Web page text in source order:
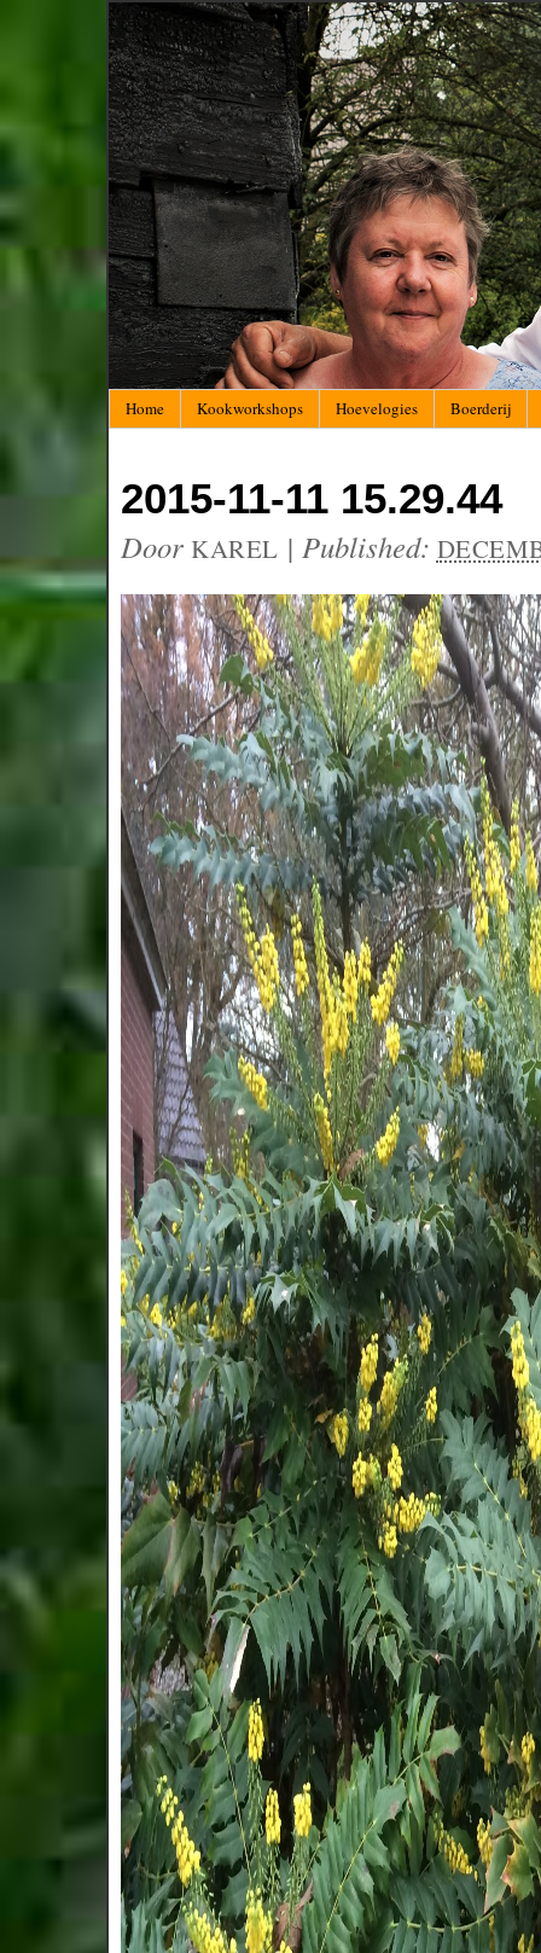
Home Kookworkshops Hoevelogies Boerderij
2015-11-11 15.29.44
Door KAREL | Published: